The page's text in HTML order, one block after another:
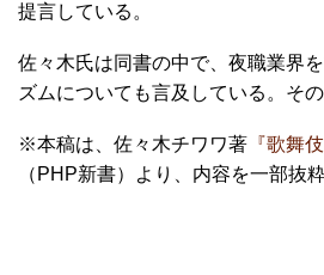
提言している。
佐々木氏は同書の中で、夜職業界
ズムについても言及している。そ
※本稿は、佐々木チワワ著 『歌舞
（PHP新書）より、内容を一部抜